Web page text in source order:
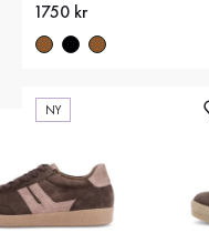
Nytt pris
1750 kr
NY